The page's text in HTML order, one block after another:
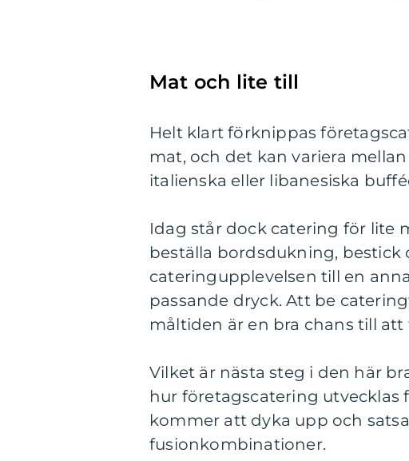
Mat och lite till
Helt klart förknippas
mat, och det kan variera
italienska eller libanesiska
Idag står dock catering för lite
beställa bordsdukning,
cateringupplevelsen till en
passande dryck. Att be
måltiden är en bra chans till
Vilket är nästa steg i den här
hur företagscatering utvecklas
kommer att dyka upp och
fusionkombinationer.